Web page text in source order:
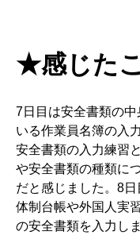
★感じた
7日目は安全書類の
いる作業員名簿の入
安全書類の入力練習
や安全書類の種類に
だと感じました。8
体制台帳や外国人実
の安全書類を入力し